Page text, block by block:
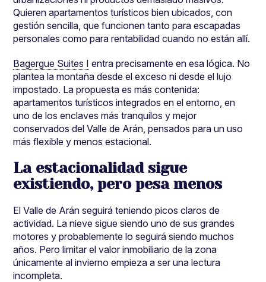
Quieren apartamentos turísticos bien ubicados, con
gestión sencilla, que funcionen tanto para escapadas
personales como para rentabilidad cuando no están allí.
Bagergue Suites I entra precisamente en esa lógica. No
plantea la montaña desde el exceso ni desde el lujo
impostado. La propuesta es más contenida:
apartamentos turísticos integrados en el entorno, en
uno de los enclaves más tranquilos y mejor
conservados del Valle de Arán, pensados para un uso
más flexible y menos estacional.
La estacionalidad sigue
existiendo, pero pesa menos
El Valle de Arán seguirá teniendo picos claros de
actividad. La nieve sigue siendo uno de sus grandes
motores y probablemente lo seguirá siendo muchos
años. Pero limitar el valor inmobiliario de la zona
únicamente al invierno empieza a ser una lectura
incompleta.